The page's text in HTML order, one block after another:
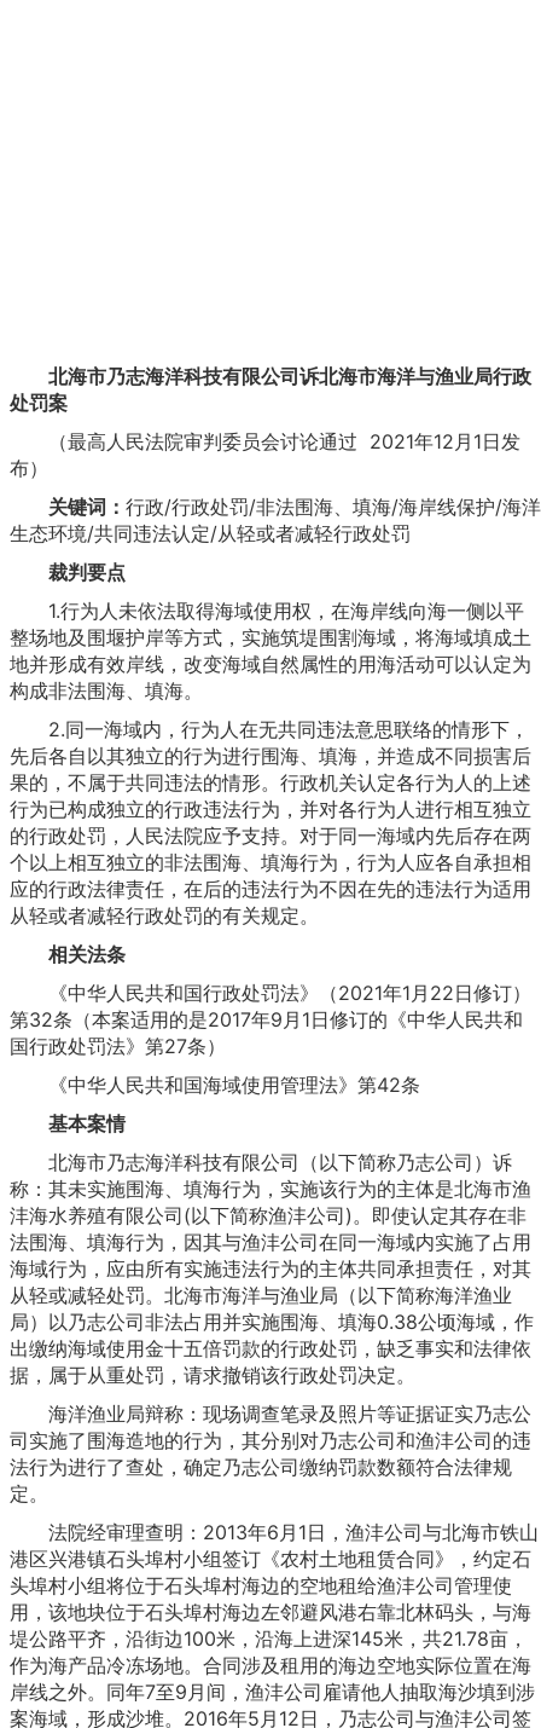
北海市乃志海洋科技有限公司诉北海市海洋与渔业局行政
处罚案
（最高人民法院审判委员会讨论通过 2021年12月1日发
布）
关键词： 行政/行政处罚/非法围海、填海/海岸线保护/海洋
生态环境/共同违法认定/从轻或者减轻行政处罚
裁判要点
1.行为人未依法取得海域使用权，在海岸线向海一侧以平
整场地及围堰护岸等方式，实施筑堤围割海域，将海域填成土
地并形成有效岸线，改变海域自然属性的用海活动可以认定为
构成非法围海、填海。
2.同一海域内，行为人在无共同违法意思联络的情形下，
先后各自以其独立的行为进行围海、填海，并造成不同损害后
果的，不属于共同违法的情形。行政机关认定各行为人的上述
行为已构成独立的行政违法行为，并对各行为人进行相互独立
的行政处罚，人民法院应予支持。对于同一海域内先后存在两
个以上相互独立的非法围海、填海行为，行为人应各自承担相
应的行政法律责任，在后的违法行为不因在先的违法行为适用
从轻或者减轻行政处罚的有关规定。
相关法条
《中华人民共和国行政处罚法》（2021年1月22日修订）
第32条（本案适用的是2017年9月1日修订的《中华人民共和
国行政处罚法》第27条）
《中华人民共和国海域使用管理法》第42条
基本案情
北海市乃志海洋科技有限公司（以下简称乃志公司）诉
称：其未实施围海、填海行为，实施该行为的主体是北海市渔
沣海水养殖有限公司(以下简称渔沣公司)。即使认定其存在非
法围海、填海行为，因其与渔沣公司在同一海域内实施了占用
海域行为，应由所有实施违法行为的主体共同承担责任，对其
从轻或减轻处罚。北海市海洋与渔业局（以下简称海洋渔业
局）以乃志公司非法占用并实施围海、填海0.38公顷海域，作
出缴纳海域使用金十五倍罚款的行政处罚，缺乏事实和法律依
据，属于从重处罚，请求撤销该行政处罚决定。
海洋渔业局辩称：现场调查笔录及照片等证据证实乃志公
司实施了围海造地的行为，其分别对乃志公司和渔沣公司的违
法行为进行了查处，确定乃志公司缴纳罚款数额符合法律规
定。
法院经审理查明：2013年6月1日，渔沣公司与北海市铁山
港区兴港镇石头埠村小组签订《农村土地租赁合同》，约定石
头埠村小组将位于石头埠村海边的空地租给渔沣公司管理使
用，该地块位于石头埠村海边左邻避风港右靠北林码头，与海
堤公路平齐，沿街边100米，沿海上进深145米，共21.78亩，
作为海产品冷冻场地。合同涉及租用的海边空地实际位置在海
岸线之外。同年7至9月间，渔沣公司雇请他人抽取海沙填到涉
案海域，形成沙堆。2016年5月12日，乃志公司与渔沣公司签